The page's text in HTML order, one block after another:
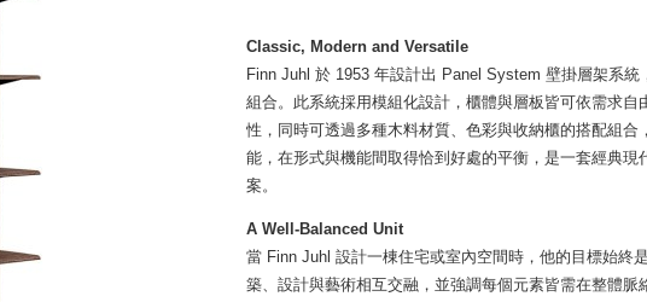
Classic, Modern and Versatile
Finn Juhl 於 1953 年設計出 Panel System 壁掛層架系統
組合。此系統採用模組化設計，櫃體與層板皆可依需求自
性，同時可透過多種木料材質、色彩與收納櫃的搭配組合
能，在形式與機能間取得恰到好處的平衡，是一套經典現
案。
A Well-Balanced Unit
當 Finn Juhl 設計一棟住宅或室內空間時，他的目標始終
築、設計與藝術相互交融，並強調每個元素皆需在整體脈